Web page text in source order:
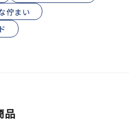
佇まい
品